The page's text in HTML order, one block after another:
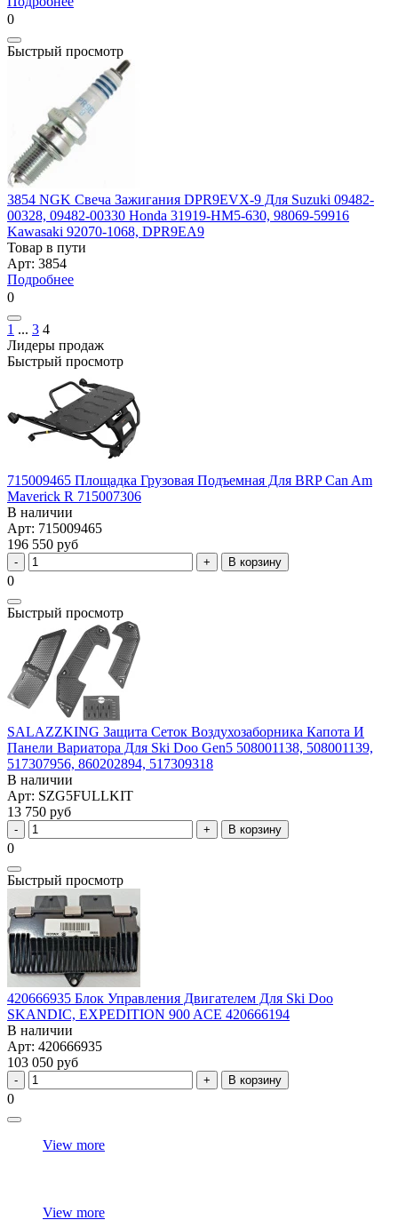
0
Быстрый просмотр
3854 NGK Свеча Зажигания DPR9EVX-9 Для Suzuki 09482-
00328, 09482-00330 Honda 31919-HM5-630, 98069-59916
Kawasaki 92070-1068, DPR9EA9
Товар в пути
Арт: 3854
Подробнее
0
1 ... 3 4
Лидеры продаж
Быстрый просмотр
715009465 Площадка Грузовая Подъемная Для BRP Can Am
Maverick R 715007306
В наличии
Арт: 715009465
196 550 руб
В корзину
0
Быстрый просмотр
SALAZZKING Защита Сеток Воздухозаборника Капота И
Панели Вариатора Для Ski Doo Gen5 508001138, 508001139,
517307956, 860202894, 517309318
В наличии
Арт: SZG5FULLKIT
13 750 руб
В корзину
0
Быстрый просмотр
420666935 Блок Управления Двигателем Для Ski Doo
SKANDIC, EXPEDITION 900 ACE 420666194
В наличии
Арт: 420666935
103 050 руб
В корзину
0
View more
View more